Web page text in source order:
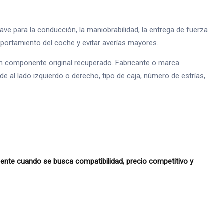
para la conducción, la maniobrabilidad, la entrega de fuerza
del coche y evitar averías mayores.
original recuperado. Fabricante o marca
al lado izquierdo o derecho, tipo de caja, número de estrías,
cuando se busca compatibilidad, precio competitivo y